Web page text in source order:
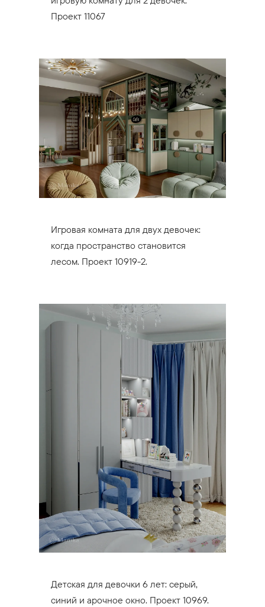
Проект 11067
Игровая комната для двух девочек:
когда пространство становится
лесом. Проект 10919-2.
Детская для девочки 6 лет: серый,
синий и арочное окно. Проект 10969.